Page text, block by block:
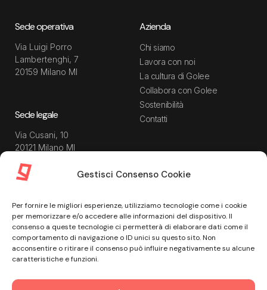
Gestisci Consenso Cookie
Per fornire le migliori esperienze, utilizziamo tecnologie come i cookie
per memorizzare e/o accedere alle informazioni del dispositivo. Il
consenso a queste tecnologie ci permetterà di elaborare dati come il
comportamento di navigazione o ID unici su questo sito. Non
acconsentire o ritirare il consenso può influire negativamente su alcune
caratteristiche e funzioni.
Sede operativa
Via Luigi Porro
Lambertenghi, 7
20159 Milano MI
Sede legale
Via Cusani, 10
20121 Milano MI
Azienda
Chi siamo
Lavora con noi
La cultura di Golee
Collabora con Golee
Sostenibilità
Contatti
Guide
Modulistica
Webinar
Centro assistenza
Privacy Policy
Data Processing Agreement
Termini e condizioni di
servizio
Informativa Privacy Recruiting